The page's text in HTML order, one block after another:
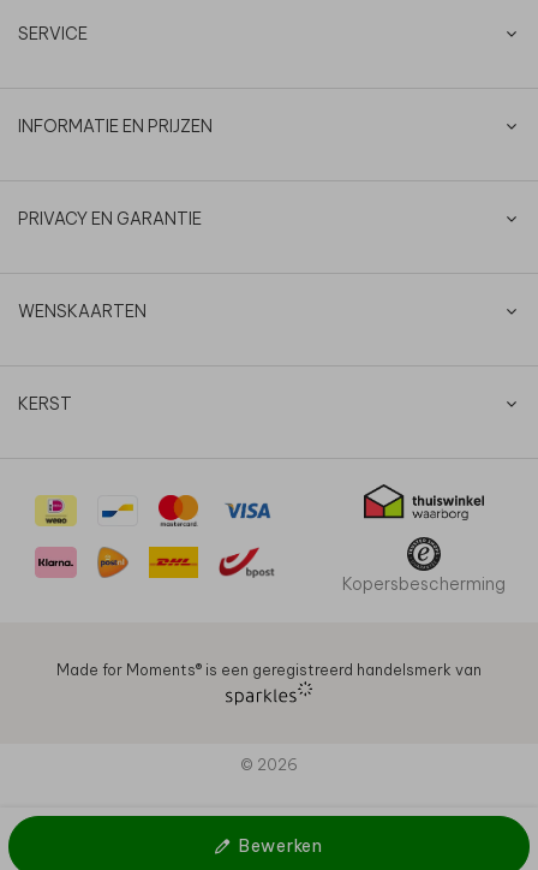
Bewerken
SERVICE
INFORMATIE EN PRIJZEN
PRIVACY EN GARANTIE
WENSKAARTEN
KERST
Kopersbescherming
Made for Moments®️ is een geregistreerd handelsmerk van
© 2026